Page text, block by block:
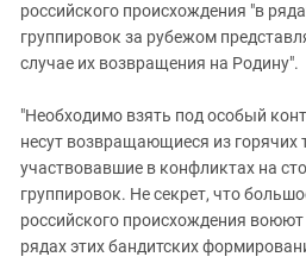
Южная Осетия
ЮФО
российского происхождения "в
группировок за рубежом
случае их возвращения на Родину".
"Необходимо взять под особый
несут возвращающиеся из горячих
участвовавшие в конфликтах на
группировок. Не секрет, что
российского происхождения
рядах этих бандитских